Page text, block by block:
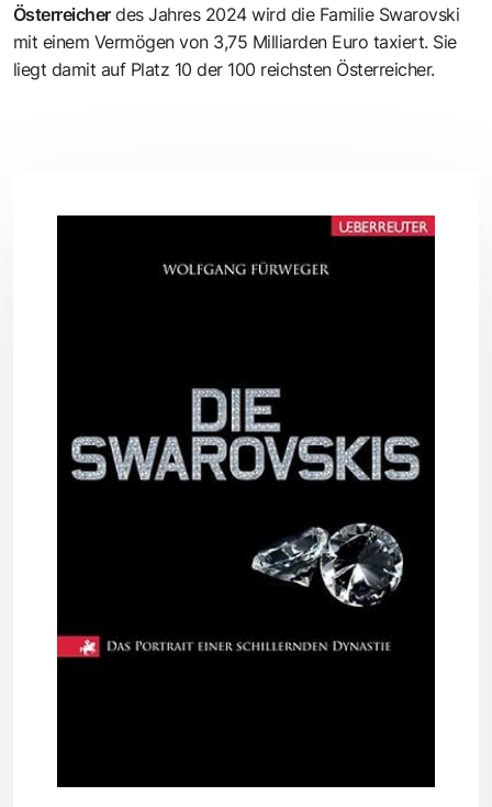
Österreicher des Jahres 2024 wird die Familie Swarovski
mit einem Vermögen von 3,75 Milliarden Euro taxiert. Sie
liegt damit auf Platz 10 der 100 reichsten Österreicher.